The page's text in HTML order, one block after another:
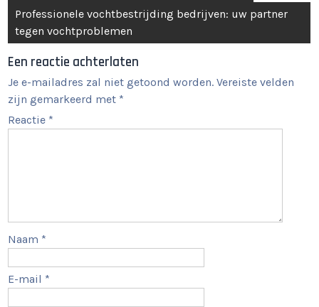
Professionele vochtbestrijding bedrijven: uw partner
tegen vochtproblemen
Een reactie achterlaten
Je e-mailadres zal niet getoond worden. Vereiste velden
zijn gemarkeerd met *
Reactie *
Naam *
E-mail *